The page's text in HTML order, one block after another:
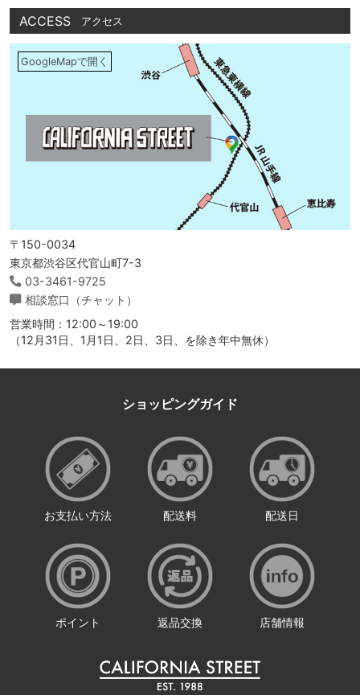
ACCESS アクセス
GoogleMapで開く
〒150-0034
東京都渋谷区代官山町7-3
03-3461-9725
相談窓口（チャット）
営業時間：12:00～19:00
（12月31日、1月1日、2日、3日、を除き年中無休）
ショッピングガイド
お支払い方法 配送料 配送日
ポイント 返品交換 店舗情報